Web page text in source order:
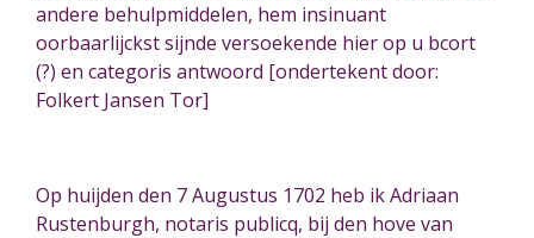
andere behulpmiddelen, hem insinuant
oorbaarlijckst sijnde versoekende hier op u bcort
(?) en categoris antwoord [ondertekent door:
Folkert Jansen Tor]
Op huijden den 7 Augustus 1702 heb ik Adriaan
Rustenburgh, notaris publicq, bij den hove van